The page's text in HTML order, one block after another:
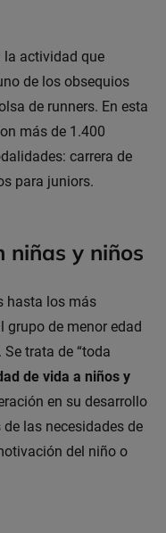
la actividad que
de los obsequios
de runners. En esta
más de 1.400
carrera de
para juniors.
niñas y niños
hasta los más
grupo de menor edad
trata de “toda
de vida a niños y
en su desarrollo
las necesidades de
del niño o